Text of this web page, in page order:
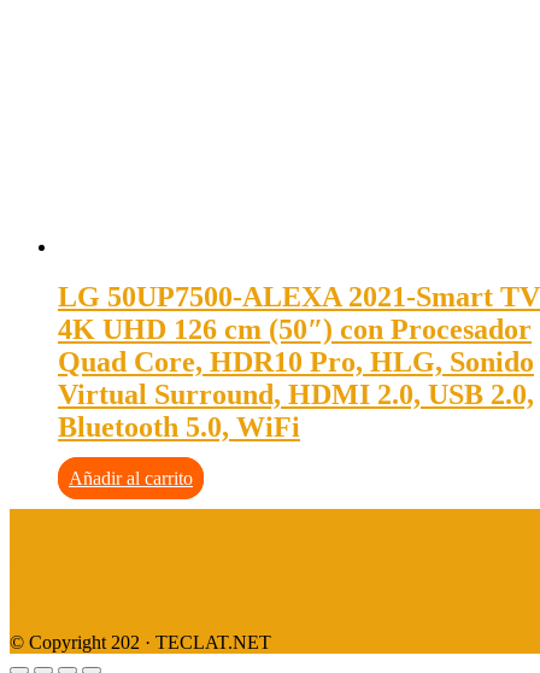
LG 50UP7500-ALEXA 2021-Smart TV
4K UHD 126 cm (50″) con Procesador
Quad Core, HDR10 Pro, HLG, Sonido
Virtual Surround, HDMI 2.0, USB 2.0,
Bluetooth 5.0, WiFi
Añadir al carrito
© Copyright 202 · TECLAT.NET